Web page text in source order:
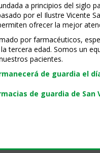
a principios del siglo
por el Ilustre Vicente
ofrecer la mejor
por farmacéuticos,
tercera edad. Somos un
pacientes.
de guardia el
de guardia de San